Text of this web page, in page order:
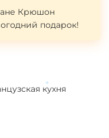
Крюшон
подарок!
кухня
*